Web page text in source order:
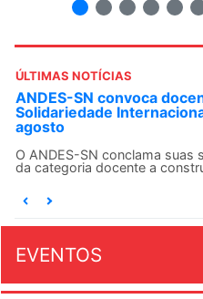
ÚLTIMAS NOTÍCIAS
ANDES-SN convoca
Solidariedade
agosto
O ANDES-SN conclama suas
da categoria docente a
EVENTOS